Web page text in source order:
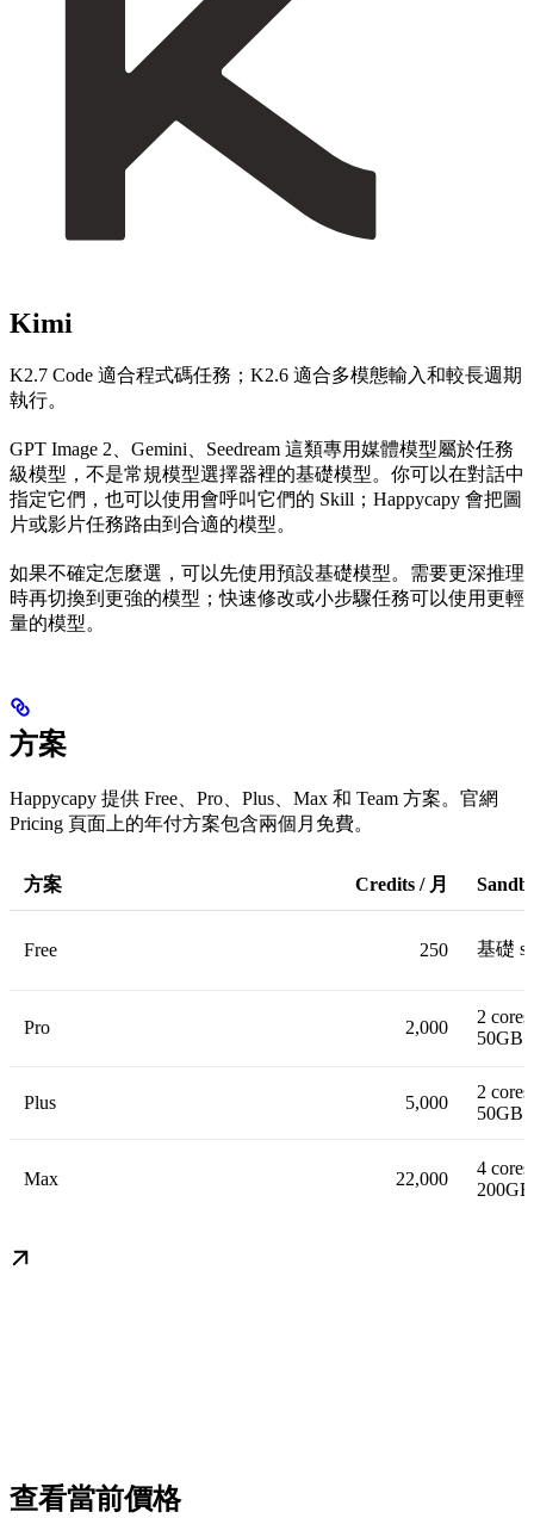
Kimi
K2.7 Code 適合程式碼任務；K2.6 適合多模態輸入和較長週期
執行。
GPT Image 2、Gemini、Seedream 這類專用媒體模型屬於任務
級模型，不是常規模型選擇器裡的基礎模型。你可以在對話中
指定它們，也可以使用會呼叫它們的 Skill；Happycapy 會把圖
片或影片任務路由到合適的模型。
如果不確定怎麼選，可以先使用預設基礎模型。需要更深推理
時再切換到更強的模型；快速修改或小步驟任務可以使用更輕
量的模型。
方案
Happycapy 提供 Free、Pro、Plus、Max 和 Team 方案。官網
Pricing 頁面上的年付方案包含兩個月免費。
方案 Credits / 月
Free 250 基礎
Pro 2,000
2
50GB
Plus 5,000
2
50GB
Max 22,000
4
查看當前價格